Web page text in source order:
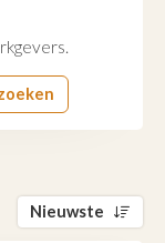
Nieuwste